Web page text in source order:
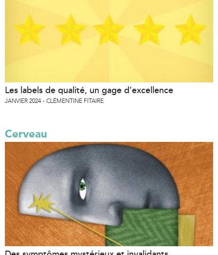
Les labels de qualité, un gage d’excellence
JANVIER 2024 CLÉMENTINE FITAIRE
Cerveau